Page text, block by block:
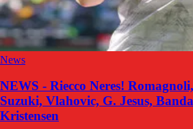
News
NEWS - Riecco Neres!
Suzuki, Vlahovic, G. Jesus,
Kristensen